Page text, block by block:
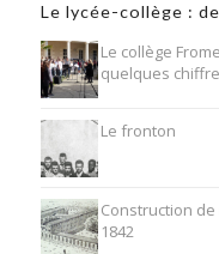
Le lycée-collège :
Le collège
quelques
Le fronton
Construction
1842